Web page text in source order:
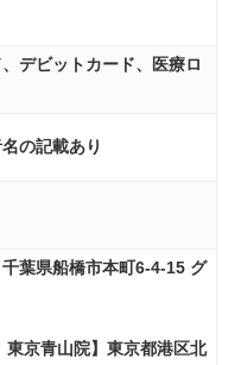
デビットカード、医療ロ
の記載あり
千葉県船橋市本町6-4-15 グ
東京青山院】東京都港区北